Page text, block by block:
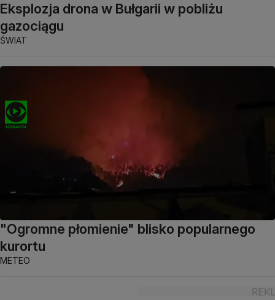
Eksplozja drona w Bułgarii w pobliżu
gazociągu
ŚWIAT
"Ogromne płomienie" blisko popularnego
kurortu
METEO